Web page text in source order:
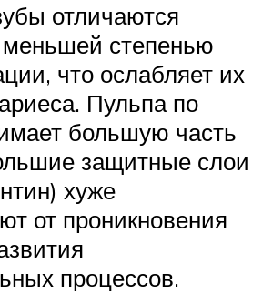
отличаются
степенью
что ослабляет их
Пульпа по
большую часть
защитные слои
хуже
от проникновения
процессов.